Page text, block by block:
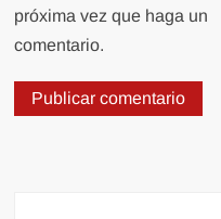
próxima vez que haga un
comentario.